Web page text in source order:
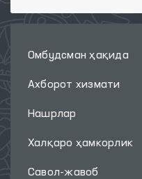
Омбудсман ҳақида
Ахборот хизмати
Нашрлар
Халқаро ҳамкорлик
Савол-жавоб